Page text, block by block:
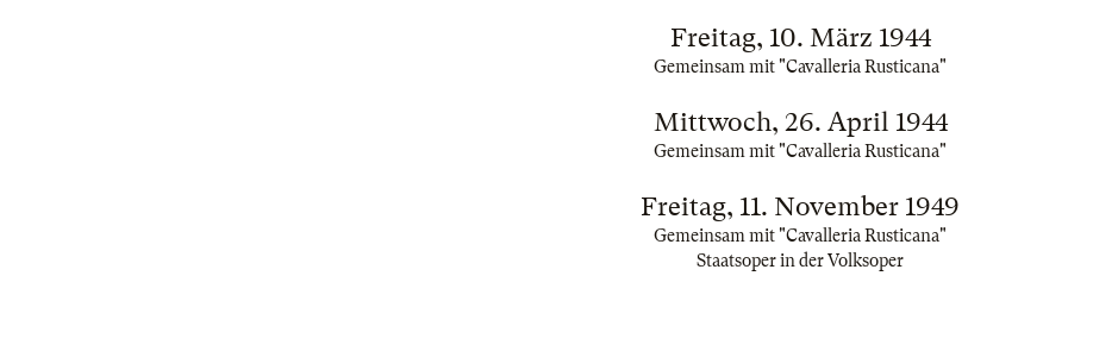
Freitag, 10. März 1944
Gemeinsam mit "Cavalleria Rusticana"
Mittwoch, 26. April 1944
Gemeinsam mit "Cavalleria Rusticana"
Freitag, 11. November 1949
Gemeinsam mit "Cavalleria Rusticana"
Staatsoper in der Volksoper